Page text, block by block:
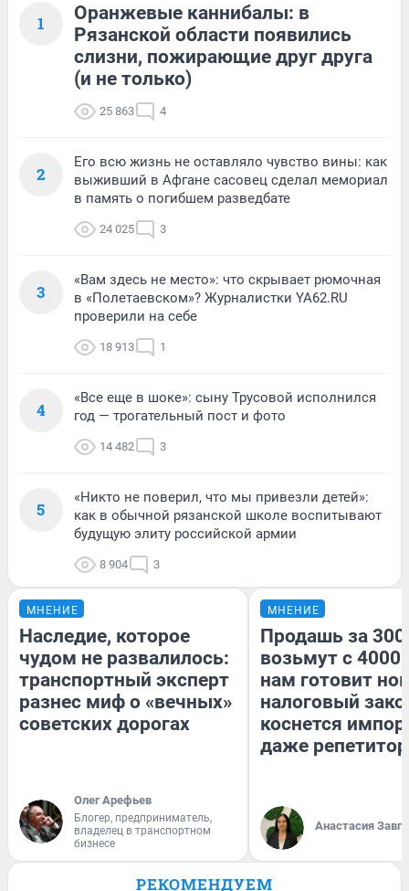
1
Оранжевые каннибалы: в
Рязанской области появились
слизни, пожирающие друг друга
(и не только)
25 863 4
2
Его всю жизнь не оставляло чувство вины: как
выживший в Афгане сасовец сделал мемориал
в память о погибшем разведбате
24 025 3
3
«Вам здесь не место»: что скрывает рюмочная
в «Полетаевском»? Журналистки YA62.RU
проверили на себе
18 913 1
4
«Все еще в шоке»: сыну Трусовой исполнился
год — трогательный пост и фото
14 482 3
5
«Никто не поверил, что мы привезли детей»:
как в обычной рязанской школе воспитывают
будущую элиту российской армии
8 904 3
МНЕНИЕ
Наследие, которое
чудом не развалилось:
транспортный эксперт
разнес миф о «вечных»
советских дорогах
Олег Арефьев
Блогер, предприниматель,
владелец в транспортном
бизнесе
МНЕНИЕ
Продашь за
возьмут с
нам готовит
налоговый
коснется
даже
Анастасия
РЕКОМЕНДУЕМ